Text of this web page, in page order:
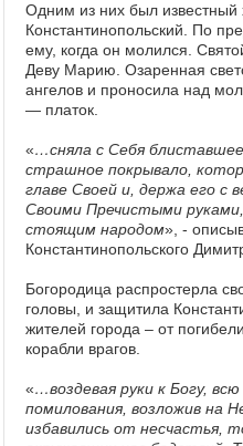
Одним из них был известный
Константинопольский. По
ему, когда он молился.
Деву Марию. Озаренная
ангелов и проносила над
— платок.
«…сняла с Себя
страшное покрывало,
главе Своей и, держа его с
Своими Пречистыми
стоящим народом», -
Константинопольского
Богородица распростерла
головы, и защитила
жителей города – от
корабли врагов.
«…воздевая руки к Богу,
помилования, возложив на
избавились от несчастья,